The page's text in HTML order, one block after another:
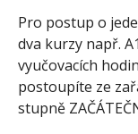
Pro postup o
dva kurzy např.
vyučovacích
postoupíte ze
stupně